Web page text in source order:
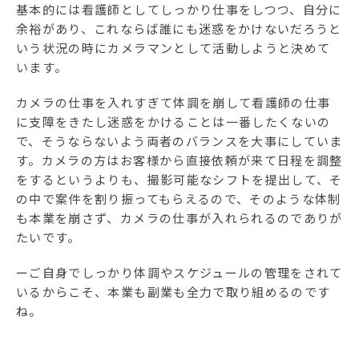
基本的には看護師としてしっかり仕事をしつつ、自分に
余裕があり、これならば誰にも迷惑をかけないだろうと
いう状況の時にカメラマンとして活動しようと決めて
います。
カメラの仕事を入れすぎて体調を崩して看護師の仕事
に支障をきたし迷惑をかけることは一番したくないの
で、そうならないよう両者のバランスを大事にしていま
す。カメラの方はお客様から直接依頼が来て日程を調整
をするというよりも、撮影可能なシフトを提出して、そ
の中で案件を割り振ってもらえるので、そのような体制
も本業を崩さず、カメラの仕事が入れられるのでありが
たいです。
ーご自身でしっかり体調やスケジュールの管理をされて
いるからこそ、本業も副業も全力で取り組めるのです
ね。